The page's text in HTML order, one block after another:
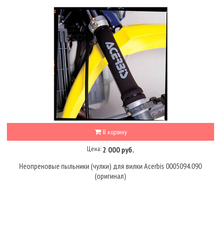
В корзину
Цена: 2 000 руб.
Неопреновые пыльники (чулки) для вилки Acerbis 0005094.090
(оригинал)